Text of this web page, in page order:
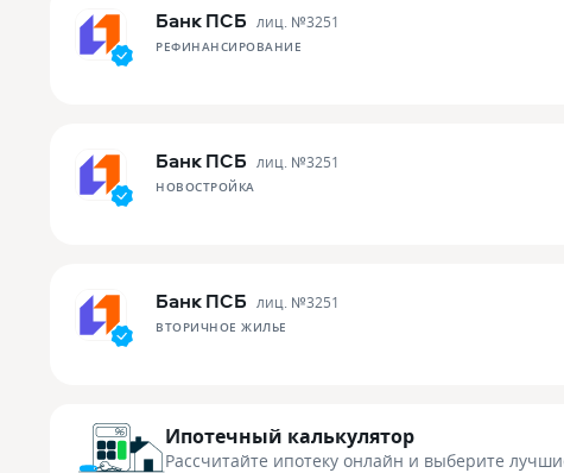
Банк ПСБ лиц. №3251
РЕФИНАНСИРОВАНИЕ
Банк ПСБ лиц. №3251
НОВОСТРОЙКА
Банк ПСБ лиц. №3251
ВТОРИЧНОЕ ЖИЛЬЕ
Ипотечный калькулятор
Рассчитайте ипотеку онлайн и выберите